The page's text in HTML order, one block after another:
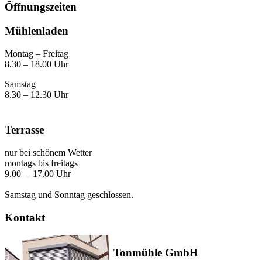
Öffnungszeiten
Mühlenladen
Montag – Freitag
8.30 – 18.00 Uhr
Samstag
8.30 – 12.30 Uhr
Terrasse
nur bei schönem Wetter
montags bis freitags
9.00 – 17.00 Uhr
Samstag und Sonntag geschlossen.
Kontakt
Tonmühle GmbH